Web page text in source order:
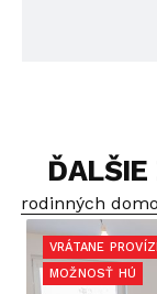
rodinných
VRÁTANE
MOŽNOSŤ HÚ